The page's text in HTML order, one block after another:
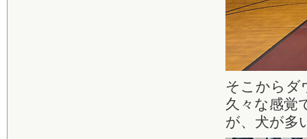
そこからダ
久々な感覚
が、犬が多